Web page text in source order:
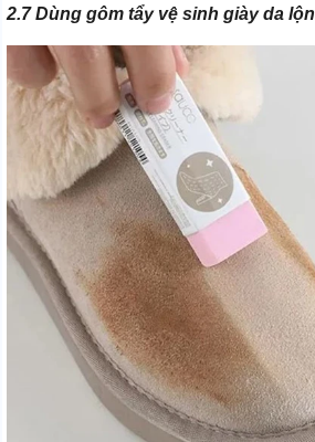
2.7 Dùng gôm tẩy vệ sinh giày da lộn